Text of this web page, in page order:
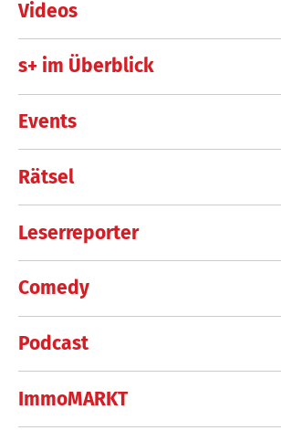
Videos
s+ im Überblick
Events
Rätsel
Leserreporter
Comedy
Podcast
ImmoMARKT